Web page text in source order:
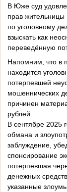
В Юже суд
прав
по уголовному
взыскать как
переведённую
Напомним, что в
находится
потерпевшей
мошеннических
причинен
рублей.
В сентябре 2025
обмана и
заблуждение,
спонсирование
потерпевшая
денежных
указанные